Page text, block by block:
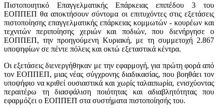
Πιστοποιητικό Επαγγελματικής Επάρκειας επιπέδου 3 του
ΕΟΠΠΕΠ θα αποκτήσουν σύντομα οι επιτυχόντες στις εξετάσεις
πιστοποίησης επαγγελματικής επάρκειας κομμωτών - κουρέων και
τεχνιτών περιποίησης χεριών και ποδιών, που διενήργησε ο
ΕΟΠΠΕΠ, την προηγούμενη Κυριακή, με τη συμμετοχή 2.867
υποψηφίων σε πέντε πόλεις και οκτώ εξεταστικά κέντρα.
Οι εξετάσεις διενεργήθηκαν με την εφαρμογή, για πρώτη φορά από
τον ΕΟΠΠΕΠ, μιας νέας σύγχρονης διαδικασίας, που βοηθάει τον
υποψήφιο να κριθεί ουσιαστικά και χωρίς ταλαιπωρία, ενισχύοντας
περαιτέρω τη διασφάλιση ποιότητας και αδιαβλητότητας που
εφαρμόζει ο ΕΟΠΠΕΠ στα συστήματα πιστοποίησής του.